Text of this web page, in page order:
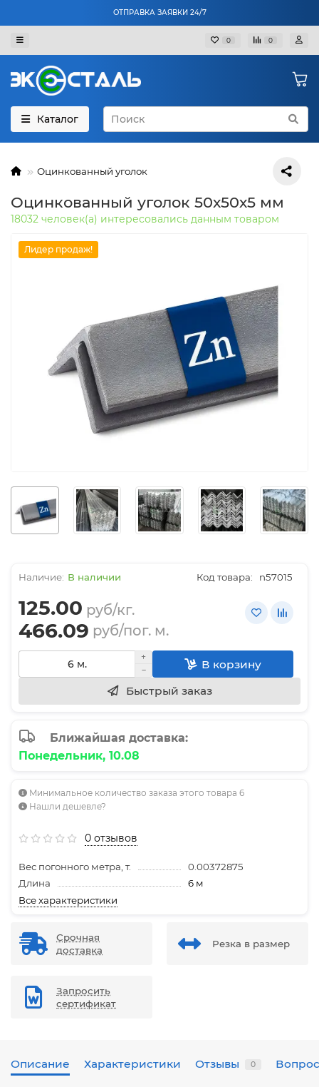
ОТПРАВКА ЗАЯВКИ 24/7
0 0
Каталог
Оцинкованный уголок
Оцинкованный уголок 50х50х5 мм
18032 человек(а) интересовались данным товаром
Лидер продаж!
В наличии Код товара: n57015
125.00 руб/кг.
466.09 руб/пог. м.
В корзину
Быстрый заказ
Ближайшая доставка:
Понедельник, 10.08
Минимальное количество заказа этого товара 6
Нашли дешевле?
0 отзывов
Вес погонного метра, т.
0.00372875
Длина
6 м
Все характеристики
Срочная
доставка
Резка в размер
Запросить
сертификат
Описание Характеристики Отзывы 0